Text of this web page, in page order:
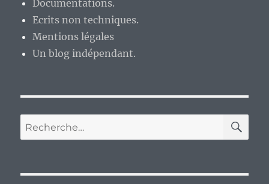
Documentations.
Ecrits non techniques.
Mentions légales
Un blog indépendant.
Recherche
pour :